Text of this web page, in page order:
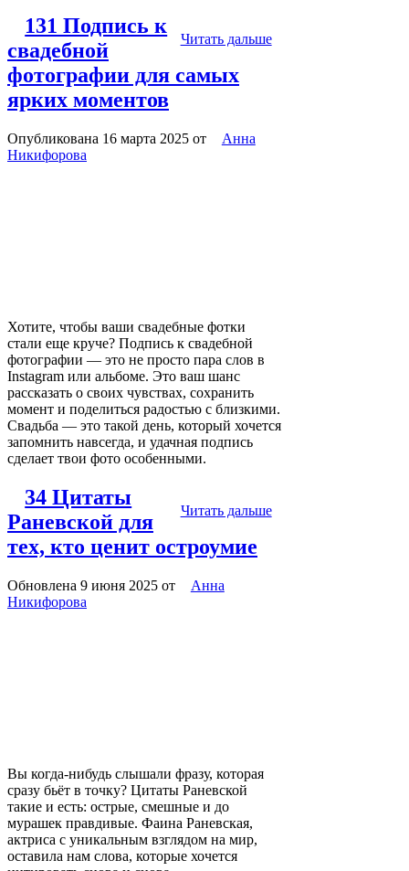
Читать дальше
131 Подпись к
свадебной
фотографии для самых
ярких моментов
Опубликована 16 марта 2025 от
Анна
Никифорова
Хотите, чтобы ваши свадебные фотки
стали еще круче? Подпись к свадебной
фотографии — это не просто пара слов в
Instagram или альбоме. Это ваш шанс
рассказать о своих чувствах, сохранить
момент и поделиться радостью с близкими.
Свадьба — это такой день, который хочется
запомнить навсегда, и удачная подпись
сделает твои фото особенными.
Читать дальше
34 Цитаты
Раневской для
тех, кто ценит остроумие
Обновлена 9 июня 2025 от
Анна
Никифорова
Вы когда-нибудь слышали фразу, которая
сразу бьёт в точку? Цитаты Раневской
такие и есть: острые, смешные и до
мурашек правдивые. Фаина Раневская,
актриса с уникальным взглядом на мир,
оставила нам слова, которые хочется